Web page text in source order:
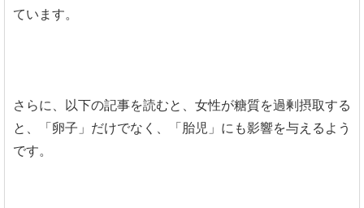
ています。
さらに、以下の記事を読むと、女性が糖質を過剰摂取する
と、「卵子」だけでなく、「胎児」にも影響を与えるよう
です。